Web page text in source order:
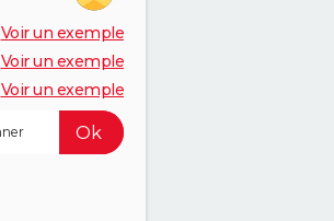
Voir un exemple
Voir un exemple
Voir un exemple